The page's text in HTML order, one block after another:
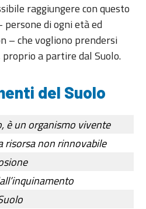
raggiungere con questo
di ogni età ed
– che vogliono prendersi
a partire dal Suolo.
del Suolo
è un organismo vivente
risorsa non rinnovabile